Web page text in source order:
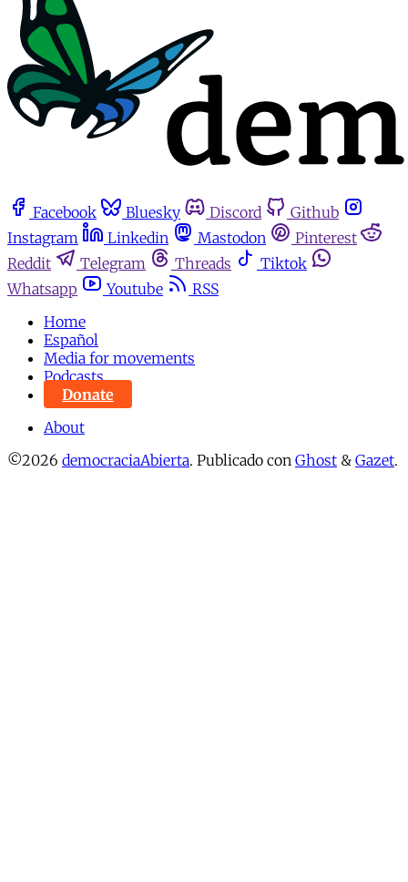
Facebook Bluesky Discord
Github
Instagram
Linkedin Mastodon
Pinterest
Reddit
Telegram Threads
Tiktok
Whatsapp
Youtube
RSS
Home
Español
Media for movements
Podcasts
Donate
About
©2026 democraciaAbierta. Publicado con Ghost & Gazet.